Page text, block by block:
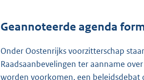
Geannoteerde agenda
Onder Oostenrijks voorzitterschap
Raadsaanbevelingen ter aanname
worden voorkomen, een beleidsdebat